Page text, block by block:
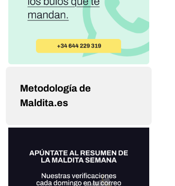
Metodología de
Maldita.es